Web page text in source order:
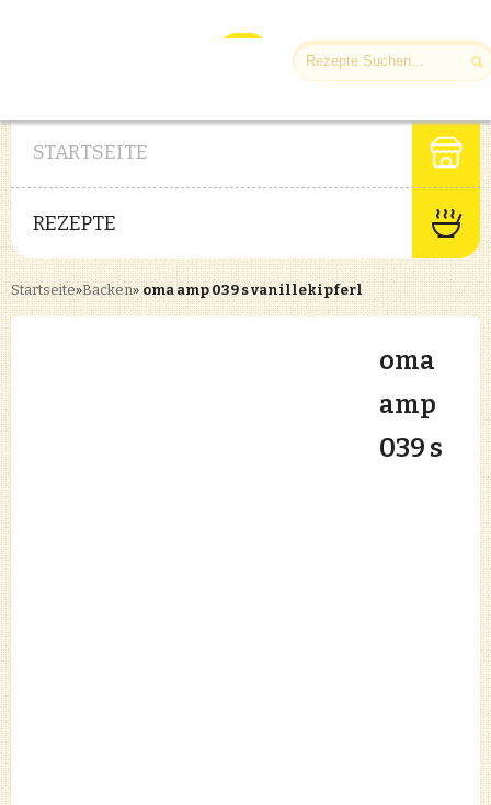
STARTSEITE
REZEPTE
Startseite»Backen»oma amp 039 s vanillekipferl
oma
amp
039 s